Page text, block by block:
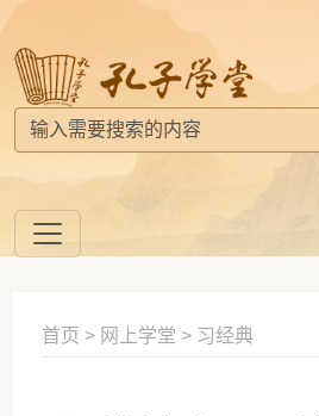
首页 > 网上学堂 > 习经典